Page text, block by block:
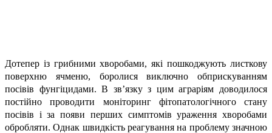
Дотепер із грибними хворобами, які пошкоджують листкову
поверхню ячменю, боролися виключно обприскуванням
посівів фунгіцидами. В зв’язку з цим аграріям доводилося
постійно проводити моніторинг фітопатологічного стану
посівів і за появи перших симптомів ураження хворобами
обробляти. Однак швидкість реагування на проблему значною